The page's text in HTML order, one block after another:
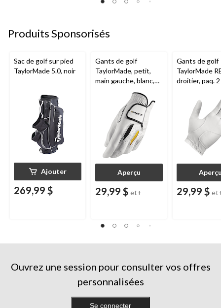
Produits Sponsorisés
Sac de golf sur pied
TaylorMade 5.0, noir
Ajouter
269,99 $
Gants de golf
TaylorMade, petit,
main gauche, blanc,
Aperçu
29,99 $ et+
Gants de golf
TaylorMade
droitier, paq. 2
29,99 $
Ouvrez une session pour consulter vos offres
personnalisées
Se connecter